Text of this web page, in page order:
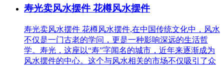
寿光卖风水摆件 花樽风水摆件
寿光卖风水摆件 花樽风水摆件,在中国传统文化中，风水
不仅是一门古老的学问，更是一种影响深远的生活哲
学。寿光，这座以“寿”字闻名的城市，近年来逐渐成为
风水摆件的中心。这个与风水相关的市场不仅吸引了众